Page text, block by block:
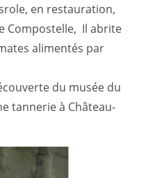
en restauration,
Compostelle, Il abrite
alimentés par
du musée du
tannerie à Château-